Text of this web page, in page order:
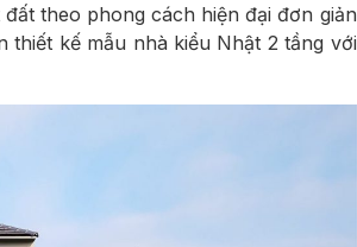
theo phong cách hiện đại đơn giản
thiết kế mẫu nhà kiểu Nhật 2 tầng với